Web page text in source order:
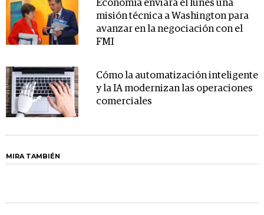
Economía enviará el lunes una
misión técnica a Washington para
avanzar en la negociación con el
FMI
Cómo la automatización inteligente
y la IA modernizan las operaciones
comerciales
MIRA TAMBIÉN